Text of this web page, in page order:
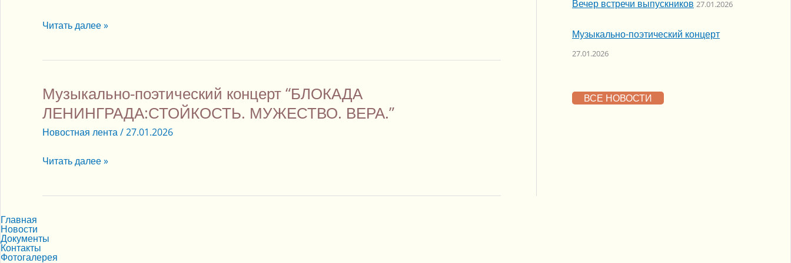
Читать далее »
Музыкально-поэтический концерт “БЛОКАДА
ЛЕНИНГРАДА:СТОЙКОСТЬ. МУЖЕСТВО. ВЕРА.”
Новостная лента/27.01.2026
Музыкально-
поэтический
концерт
“БЛОКАДА
ЛЕНИНГРАДА:СТОЙКОСТЬ.
МУЖЕСТВО.
Читать далее »
Вечер встречи выпускников 27.01.2026
Музыкально-поэтический концерт
27.01.2026
ВСЕ НОВОСТИ
Главная
Новости
Документы
Контакты
Фотогалерея